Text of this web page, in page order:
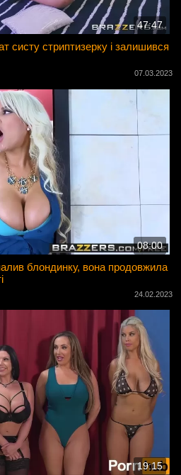
47:47
систу стриптизерку і залишився
07.03.2023
08:00
блондинку, вона продовжила
24.02.2023
19:15